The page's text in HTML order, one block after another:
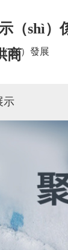
（shì）
商
qiú）發展
示